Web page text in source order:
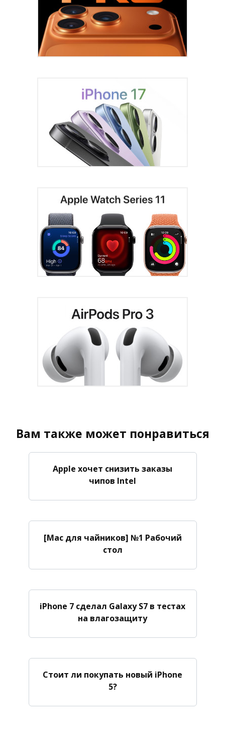
Вам также может понравиться
Apple хочет снизить заказы
чипов Intel
[Mac для чайников] №1 Рабочий
стол
iPhone 7 сделал Galaxy S7 в тестах
на влагозащиту
Стоит ли покупать новый iPhone
5?